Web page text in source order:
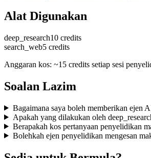
Alat Digunakan
deep_research10 credits
search_web5 credits
Anggaran kos: ~15 credits setiap sesi
Soalan Lazim
Bagaimana saya boleh memberikan ejen
Apakah yang dilakukan oleh
Berapakah kos pertanyaan penyelidikan
Bolehkah ejen penyelidikan mengesan